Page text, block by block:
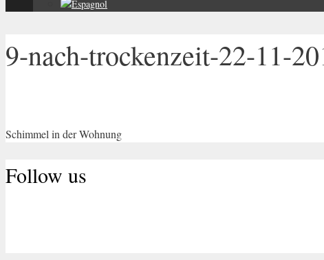
9-nach-trockenzeit-22-11-
Schimmel in der Wohnung
Follow us